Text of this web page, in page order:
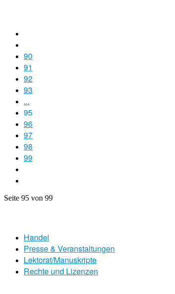
90
91
92
93
...
95
96
97
98
99
Seite 95 von 99
Handel
Presse & Veranstaltungen
Lektorat/Manuskripte
Rechte und Lizenzen